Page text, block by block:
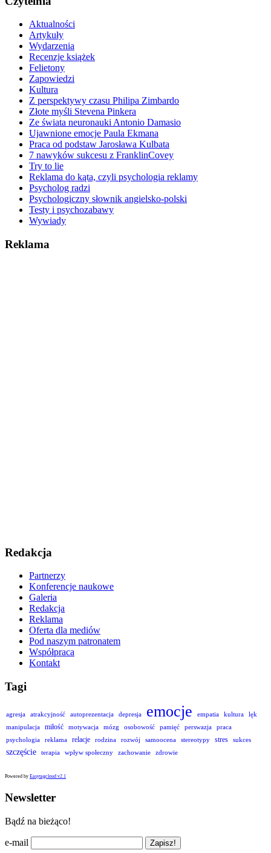
Aktualności
Artykuły
Wydarzenia
Recenzje książek
Felietony
Zapowiedzi
Kultura
Z perspektywy czasu Philipa Zimbardo
Złote myśli Stevena Pinkera
Ze świata neuronauki Antonio Damasio
Ujawnione emocje Paula Ekmana
Praca od podstaw Jarosława Kulbata
7 nawyków sukcesu z FranklinCovey
Try to lie
Reklama do kąta, czyli psychologia reklamy
Psycholog radzi
Psychologiczny słownik angielsko-polski
Testy i psychozabawy
Wywiady
Reklama
Redakcja
Partnerzy
Konferencje naukowe
Galeria
Redakcja
Reklama
Oferta dla mediów
Pod naszym patronatem
Współpraca
Kontakt
Tagi
agresja atrakcyjność autoprezentacja depresja emocje empatia kultura
lęk
manipulacja
miłość motywacja mózg osobowość pamięć perswazja
praca
psychologia
reklama relacje rodzina rozwój samoocena stereotypy stres sukces
szczęście terapia wpływ społeczny zachowanie zdrowie
Powered by Easytagcloud v2.1
Newsletter
Bądź na bieżąco!
e-mail